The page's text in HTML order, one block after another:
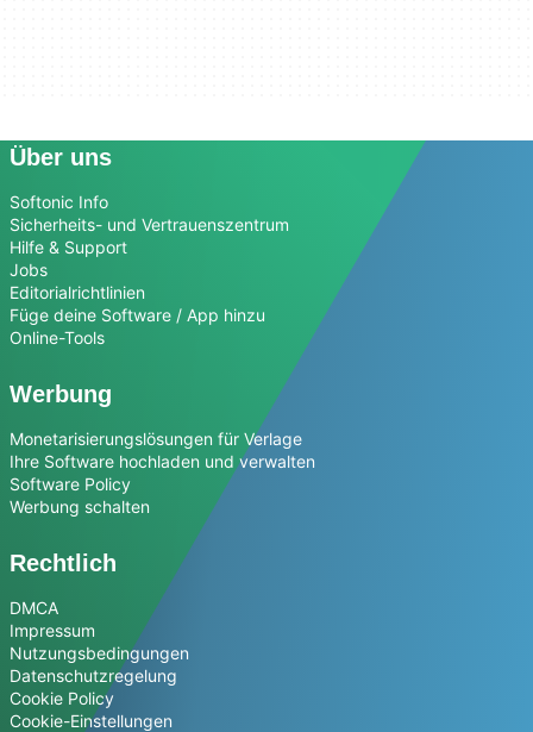
Über uns
Softonic Info
Sicherheits- und Vertrauenszentrum
Hilfe & Support
Jobs
Editorialrichtlinien
Füge deine Software / App hinzu
Online-Tools
Werbung
Monetarisierungslösungen für Verlage
Ihre Software hochladen und verwalten
Software Policy
Werbung schalten
Rechtlich
DMCA
Impressum
Nutzungsbedingungen
Datenschutzregelung
Cookie Policy
Cookie-Einstellungen